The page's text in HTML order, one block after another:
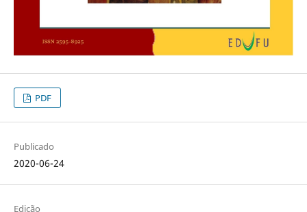
PDF
Publicado
2020-06-24
Edição